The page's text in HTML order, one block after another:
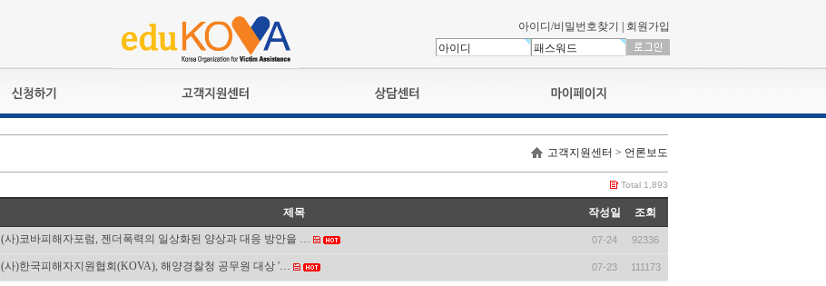
아이디/비밀번호찾기 회원가입
교육훈련
자격심사
자격복원
공지사항
규정ㆍ양식
상담접수
나의신청내역
교육영상강의실
회원정보
나의 신청비
나의활동내역
나의 연회비
고객지원센터 > 언론보도
Total 1,893
제목 작성일 조회
(사)코바피해자포럼, 젠더폭력의 일상화된 양상과 대응 방안을 … 07-24 92336
(사)한국피해자지원협회(KOVA), 해양경찰청 공무원 대상 '… 07-23 111173